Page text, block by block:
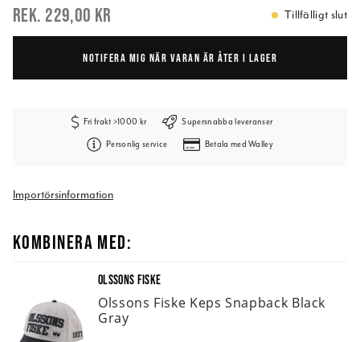
229,00 kr Tillfälligt slut
NOTIFERA MIG NÄR VARAN ÄR ÅTER I LAGER
Fri frakt >1000 kr Supersnabba leveranser
Personlig service Betala med Walley
Importörsinformation
KOMBINERA MED:
OLSSONS FISKE
Olssons Fiske Keps Snapback Black
Gray